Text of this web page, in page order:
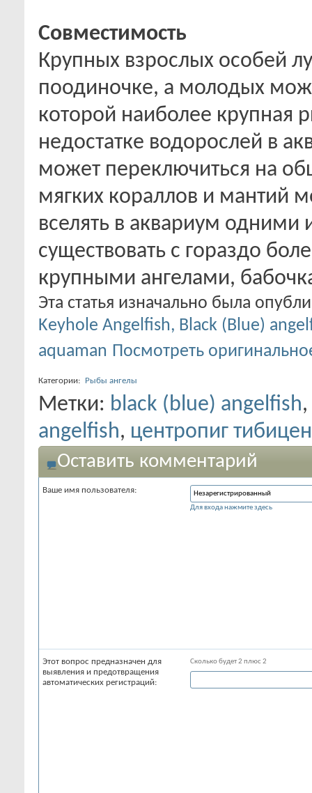
Совместимость
Крупных взрослых особей
поодиночке, а молодых
которой наиболее крупная
недостатке водорослей в
может переключиться на
мягких кораллов и мантий
вселять в аквариум одними
существовать с гораздо
крупными ангелами,
Эта статья изначально была
Keyhole Angelfish, Black (Blue)
aquaman Посмотреть
Категории: Рыбы ангелы
Метки: black (blue) angelfish,
angelfish, центропиг тибицен
Оставить комментарий
Ваше имя пользователя:
Для входа нажмите здесь
Этот вопрос предназначен для
выявления и предотвращения
автоматических регистраций:
Сколько будет 2 плюс 2